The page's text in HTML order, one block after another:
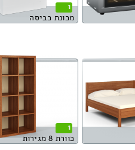
1
מכונת כביסה
1
כוורת 8 מגירות